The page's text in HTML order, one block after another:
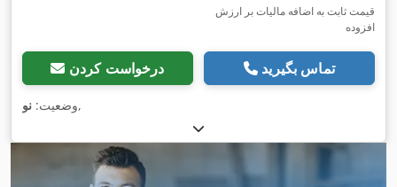
قیمت ثابت به اضافه مالیات بر ارزش
افزوده
درخواست کردن تماس بگیرید
وضعیت: نو ,